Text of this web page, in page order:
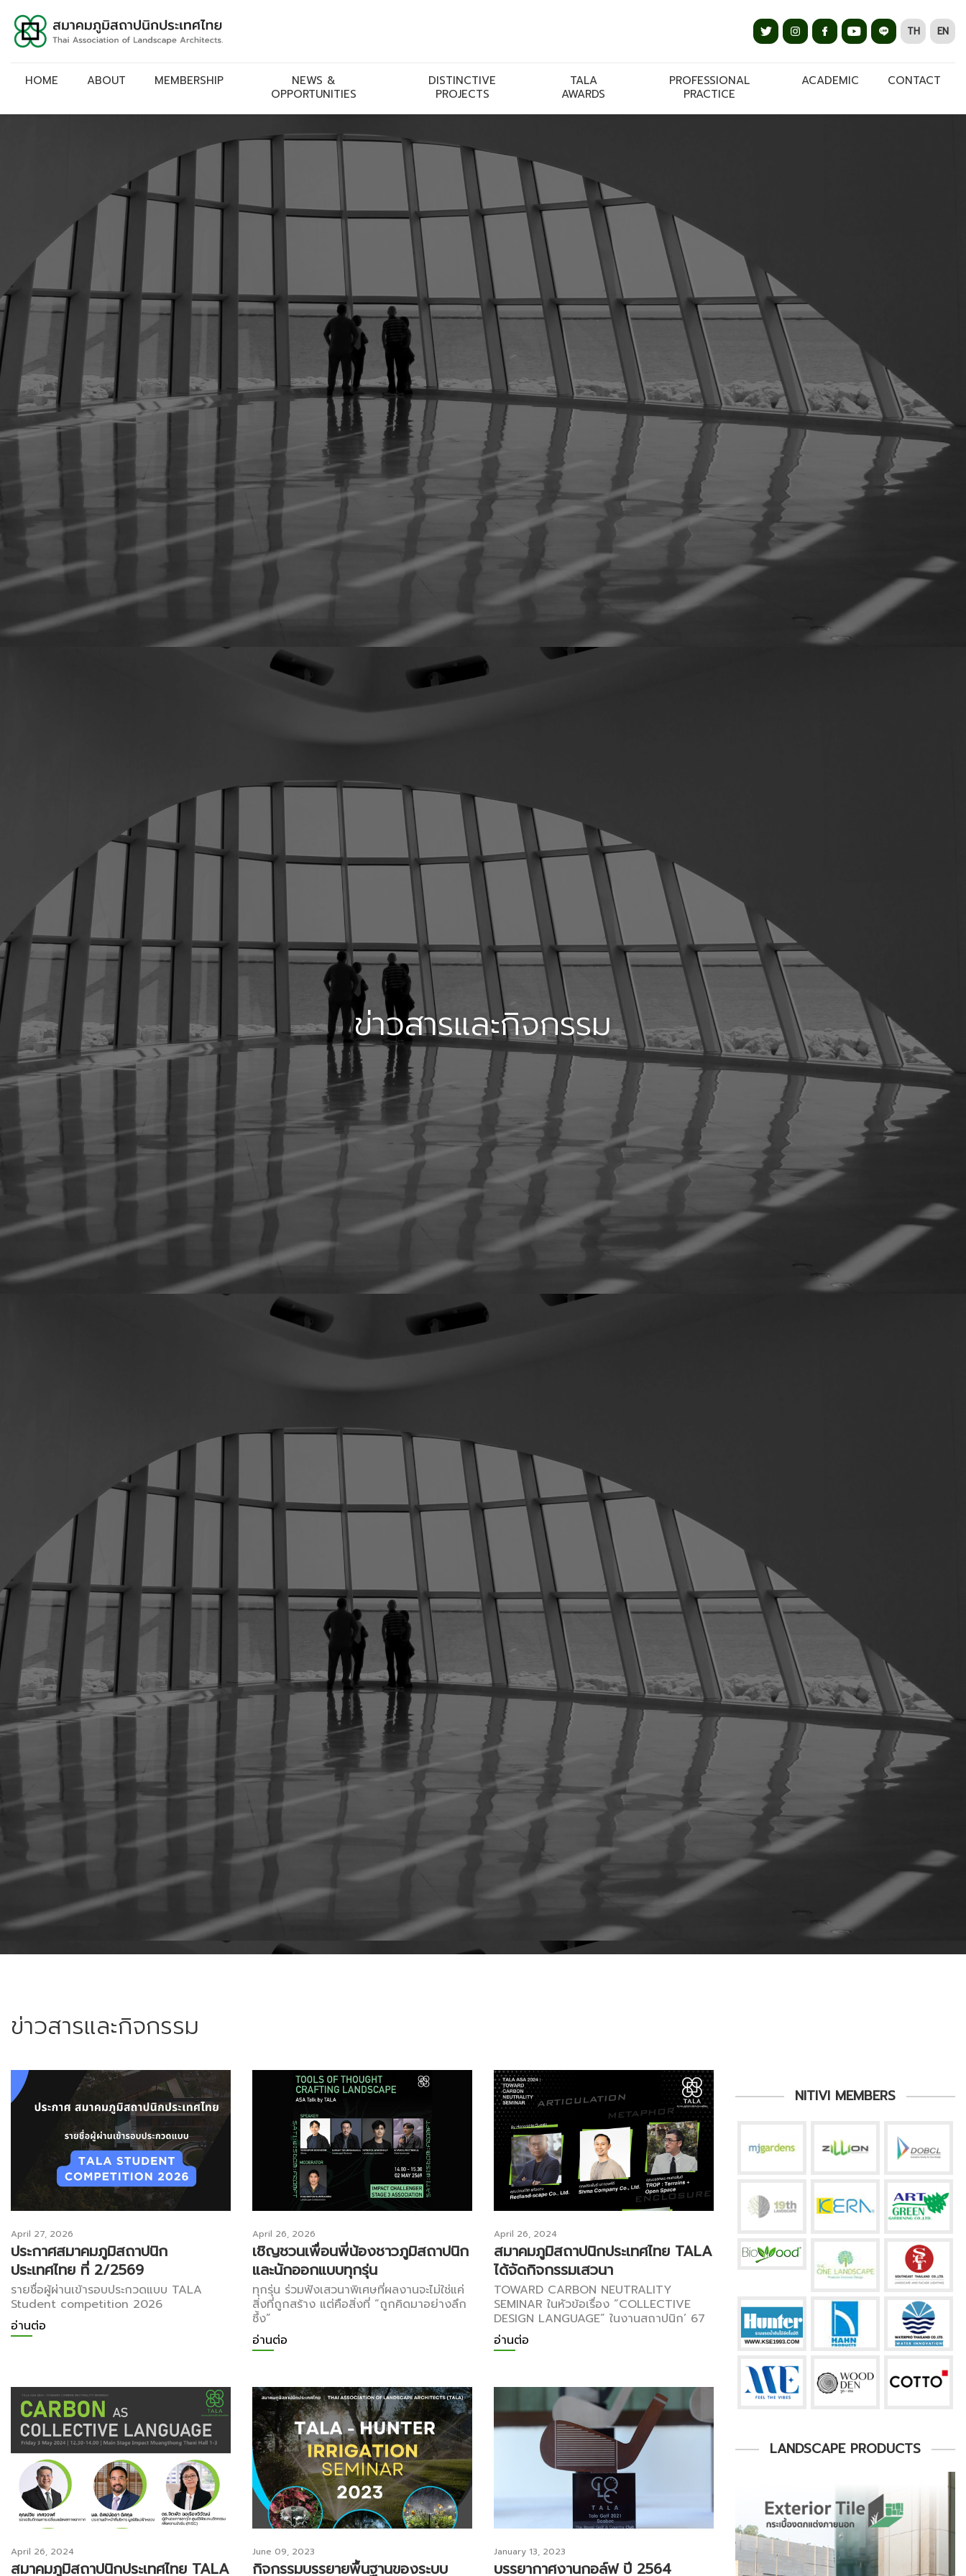
TH EN
HOME ABOUT MEMBERSHIP
NEWS &
OPPORTUNITIES
DISTINCTIVE
PROJECTS
TALA
AWARDS
PROFESSIONAL
PRACTICE
ACADEMIC CONTACT
ข่าวสารและกิจกรรม
ข่าวสารและกิจกรรม
April 27, 2026
ประกาศสมาคมภูมิสถาปนิก
ประเทศไทย ที่ 2/2569
รายชื่อผู้ผ่านเข้ารอบประกวดแบบ TALA
Student competition 2026
อ่านต่อ
April 26, 2026
เชิญชวนเพื่อนพี่น้องชาวภูมิสถาปนิก
และนักออกแบบทุกรุ่น
ทุกรุ่น ร่วมฟังเสวนาพิเศษที่ผลงานจะไม่ใช่แค่
สิ่งที่ถูกสร้าง แต่คือสิ่งที่ “ถูกคิดมาอย่างลึก
ซึ้ง”
อ่านต่อ
April 26, 2024
สมาคมภูมิสถาปนิกประเทศไทย TALA
ได้จัดกิจกรรมเสวนา
TOWARD CARBON NEUTRALITY
SEMINAR ในหัวข้อเรื่อง “COLLECTIVE
DESIGN LANGUAGE” ในงานสถาปนิก’ 67
อ่านต่อ
April 26, 2024
สมาคมภูมิสถาปนิกประเทศไทย TALA
June 09, 2023
กิจกรรมบรรยายพื้นฐานของระบบ
January 13, 2023
บรรยากาศงานกอล์ฟ ปี 2564
NITIVI MEMBERS
LANDSCAPE PRODUCTS